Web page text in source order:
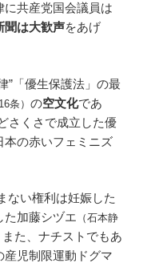
に共産党国会議員は
聞は大歓声をあげ
”「優生保護法」の最
条） の空文化であ
さくさで成立した優
本の赤いフェミニズ
ない権利は妊娠した
た加藤シヅエ （石本静
また、ナチストでもあ
産児制限運動ドグマ